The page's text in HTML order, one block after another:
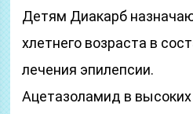
Детям Диакарб
хлетнего возраста в
лечения эпилепсии.
Ацетазоламид в